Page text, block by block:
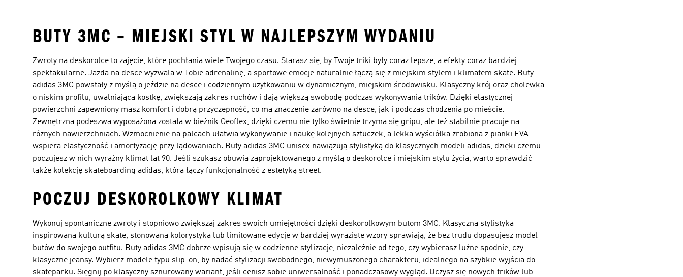
BUTY 3MC – MIEJSKI STYL W NAJLEPSZYM WYDANIU
Zwroty na deskorolce to zajęcie, które pochłania wiele Twojego czasu. Starasz się, by Twoje triki były coraz lepsze, a efekty coraz bardziej
spektakularne. Jazda na desce wyzwala w Tobie adrenalinę, a sportowe emocje naturalnie łączą się z miejskim stylem i klimatem skate. Buty
adidas 3MC powstały z myślą o jeździe na desce i codziennym użytkowaniu w dynamicznym, miejskim środowisku. Klasyczny krój oraz cholewka
o niskim profilu, uwalniająca kostkę, zwiększają zakres ruchów i dają większą swobodę podczas wykonywania trików. Dzięki elastycznej
powierzchni zapewniony masz komfort i dobrą przyczepność, co ma znaczenie zarówno na desce, jak i podczas chodzenia po mieście.
Zewnętrzna podeszwa wyposażona została w bieżnik Geoflex, dzięki czemu nie tylko świetnie trzyma się gripu, ale też stabilnie pracuje na
różnych nawierzchniach. Wzmocnienie na palcach ułatwia wykonywanie i naukę kolejnych sztuczek, a lekka wyściółka zrobiona z pianki EVA
wspiera elastyczność i amortyzację przy lądowaniach. Buty adidas 3MC unisex nawiązują stylistyką do klasycznych modeli adidas, dzięki czemu
poczujesz w nich wyraźny klimat lat 90. Jeśli szukasz obuwia zaprojektowanego z myślą o deskorolce i miejskim stylu życia, warto sprawdzić
także kolekcję skateboarding adidas, która łączy funkcjonalność z estetyką street.
POCZUJ DESKOROLKOWY KLIMAT
Wykonuj spontaniczne zwroty i stopniowo zwiększaj zakres swoich umiejętności dzięki deskorolkowym butom 3MC. Klasyczna stylistyka
inspirowana kulturą skate, stonowana kolorystyka lub limitowane edycje w bardziej wyraziste wzory sprawiają, że bez trudu dopasujesz model
butów do swojego outfitu. Buty adidas 3MC dobrze wpisują się w codzienne stylizacje, niezależnie od tego, czy wybierasz luźne spodnie, czy
klasyczne jeansy. Wybierz modele typu slip-on, by nadać stylizacji swobodnego, niewymuszonego charakteru, idealnego na szybkie wyjścia do
skateparku. Sięgnij po klasyczny sznurowany wariant, jeśli cenisz sobie uniwersalność i ponadczasowy wygląd. Uczysz się nowych trików lub